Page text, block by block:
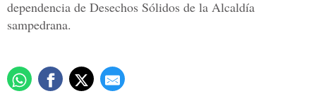
dependencia de Desechos Sólidos de la Alcaldía
sampedrana.